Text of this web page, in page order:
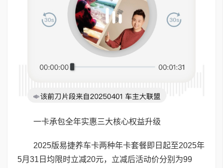
一卡承包全年实惠三大核心权益升级
2025版易捷养车卡两种年卡套餐即日起至2025年
5月31日均限时立减20元，立减后活动价分别为99